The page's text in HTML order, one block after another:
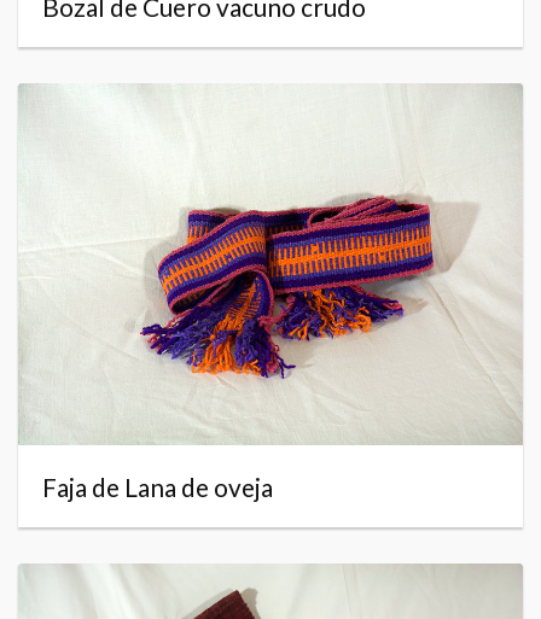
Bozal de Cuero vacuno crudo
Faja de Lana de oveja